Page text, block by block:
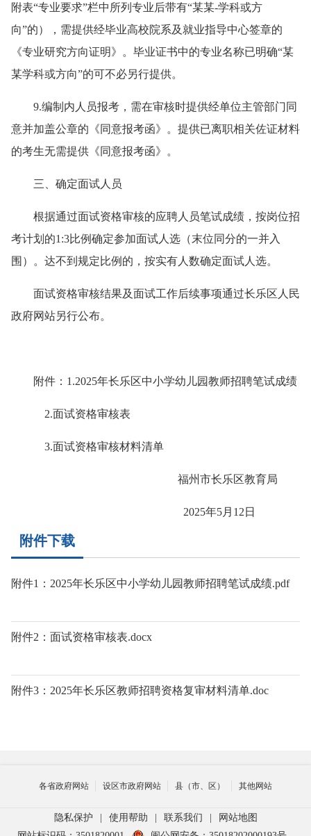
附表“专业要求”栏中所列专业后带有“某某-学科或方
向”的），需提供经毕业高校院系及就业指导中心签章的
《专业研究方向证明》。毕业证书中的专业名称已明确“某
某学科或方向”的可不必另行提供。
9.编制内人员报考，需在审核时提供经单位主管部门同
意并加盖公章的《同意报考函》。提供已离职相关佐证材料
的考生无需提供《同意报考函》。
三、确定面试人员
根据通过面试资格审核的应聘人员笔试成绩，按岗位招
考计划的1:3比例确定参加面试人选（末位同分的一并入
围）。达不到规定比例的，按实有人数确定面试人选。
面试资格审核结果及面试工作后续事项通过长乐区人民
政府网站另行公布。
附件：1.2025年长乐区中小学幼儿园教师招聘笔试成绩
2.面试资格审核表
3.面试资格审核材料清单
福州市长乐区教育局
2025年5月12日
附件下载
附件1：2025年长乐区中小学幼儿园教师招聘笔试成绩.pdf
附件2：面试资格审核表.docx
附件3：2025年长乐区教师招聘资格复审材料清单.doc
各省政府网站 设区市政府网站 县（市、区） 其他网站
隐私保护 使用帮助 联系我们
网站地图